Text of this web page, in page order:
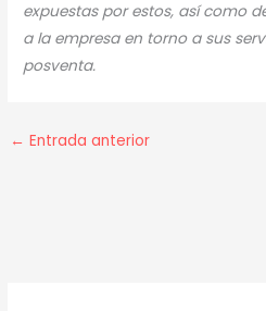
expuestas por estos, así como
a la empresa en torno a sus
posventa.
← Entrada anterior